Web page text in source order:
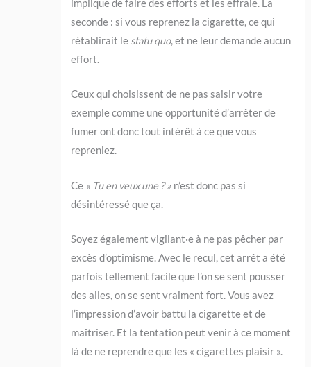
implique de faire des efforts et les effraie. La
seconde : si vous reprenez la cigarette, ce qui
rétablirait le statu quo, et ne leur demande aucun
effort.
Ceux qui choisissent de ne pas saisir votre
exemple comme une opportunité d’arrêter de
fumer ont donc tout intérêt à ce que vous
repreniez.
Ce « Tu en veux une ? » n’est donc pas si
désintéressé que ça.
Soyez également vigilant·e à ne pas pêcher par
excès d’optimisme. Avec le recul, cet arrêt a été
parfois tellement facile que l’on se sent pousser
des ailes, on se sent vraiment fort. Vous avez
l’impression d’avoir battu la cigarette et de
maîtriser. Et la tentation peut venir à ce moment
là de ne reprendre que les « cigarettes plaisir ».